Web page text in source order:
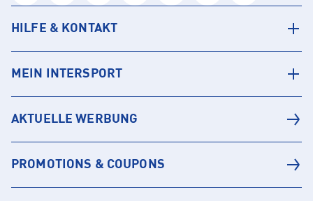
HILFE & KONTAKT
MEIN INTERSPORT
AKTUELLE WERBUNG
PROMOTIONS & COUPONS